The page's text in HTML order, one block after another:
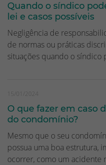
Quando o síndico
lei e casos possíveis
Negligência de
de normas ou práticas
situações quando o síndico
15/01/2024
O que fazer em caso
do condomínio?
Mesmo que o seu
possua uma boa estrutura,
ocorrer, como um acidente